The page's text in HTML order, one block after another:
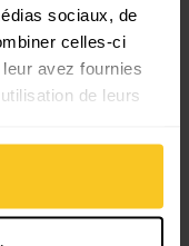
sociaux, de
celles-ci
avez fournies
de leurs